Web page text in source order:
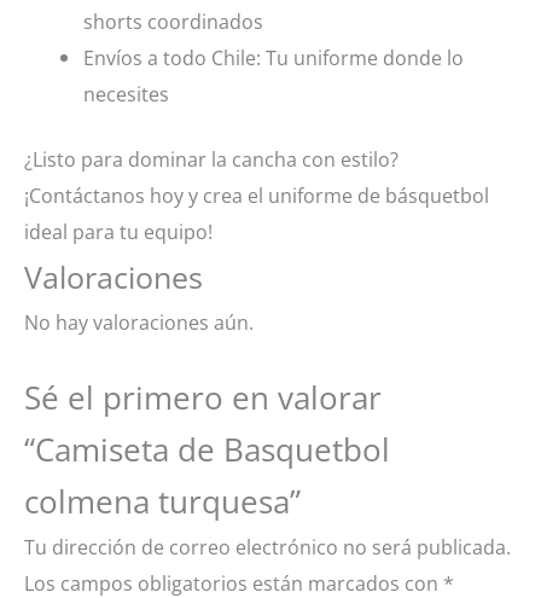
shorts coordinados
Envíos a todo Chile: Tu uniforme donde lo
necesites
¿Listo para dominar la cancha con estilo?
¡Contáctanos hoy y crea el uniforme de básquetbol
ideal para tu equipo!
Valoraciones
No hay valoraciones aún.
Sé el primero en valorar
“Camiseta de Basquetbol
colmena turquesa”
Tu dirección de correo electrónico no será publicada.
Los campos obligatorios están marcados con *